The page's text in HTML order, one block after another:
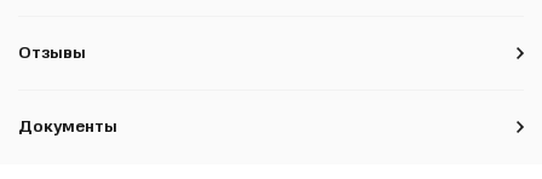
Отзывы
Документы